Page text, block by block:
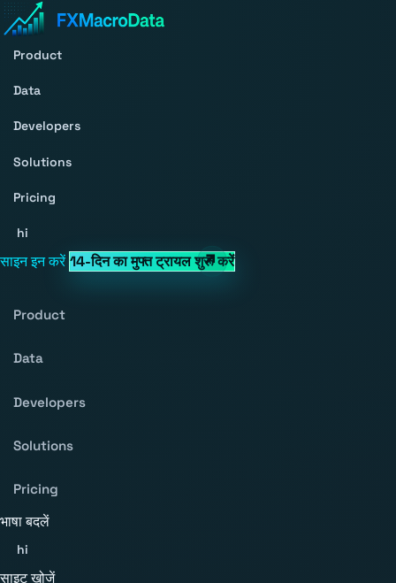
Product
Data
Developers
Solutions
Pricing
hi
साइन इन करें 14-दिन का मुफ्त ट्रायल शुरू करें
Product
Data
Developers
Solutions
Pricing
भाषा बदलें
hi
साइट खोजें